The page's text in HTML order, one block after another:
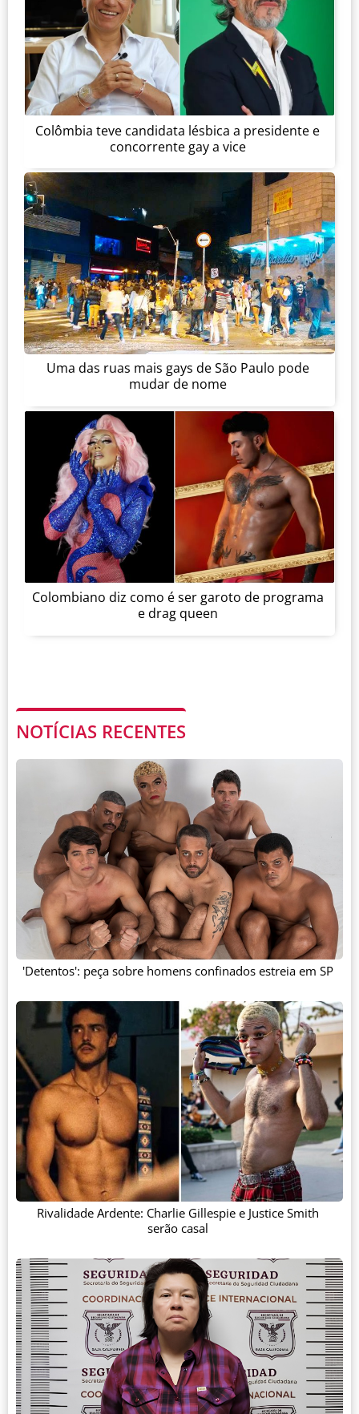
Colômbia teve candidata lésbica a presidente e
concorrente gay a vice
Uma das ruas mais gays de São Paulo pode
mudar de nome
Colombiano diz como é ser garoto de programa
e drag queen
NOTÍCIAS RECENTES
'Detentos': peça sobre homens confinados estreia em SP
Rivalidade Ardente: Charlie Gillespie e Justice Smith
serão casal